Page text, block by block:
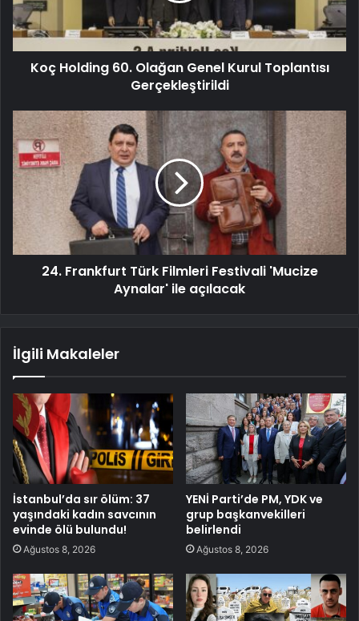
Koç Holding 60. Olağan Genel Kurul Toplantısı
Gerçekleştirildi
24. Frankfurt Türk Filmleri Festivali 'Mucize
Aynalar' ile açılacak
İlgili Makaleler
İstanbul’da sır ölüm: 37
yaşındaki kadın savcının
evinde ölü bulundu!
Ağustos 8, 2026
YENİ Parti’de PM, YDK ve
grup başkanvekilleri
belirlendi
Ağustos 8, 2026